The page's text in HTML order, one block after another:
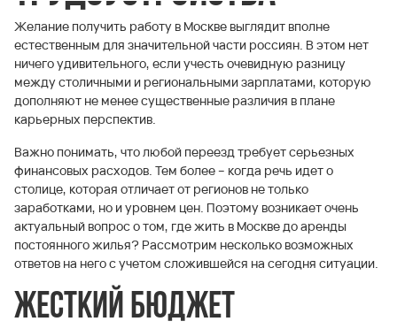
Желание получить работу в Москве выглядит вполне
естественным для значительной части россиян. В этом нет
ничего удивительного, если учесть очевидную разницу
между столичными и региональными зарплатами, которую
дополняют не менее существенные различия в плане
карьерных перспектив.
Важно понимать, что любой переезд требует серьезных
финансовых расходов. Тем более – когда речь идет о
столице, которая отличает от регионов не только
заработками, но и уровнем цен. Поэтому возникает очень
актуальный вопрос о том, где жить в Москве до аренды
постоянного жилья? Рассмотрим несколько возможных
ответов на него с учетом сложившейся на сегодня ситуации.
Жесткий бюджет